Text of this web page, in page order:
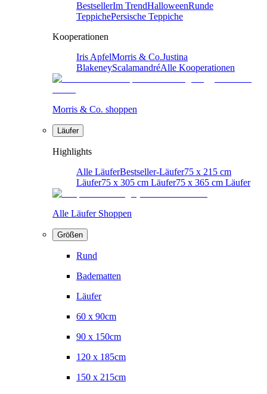
BestsellerIm TrendHalloweenRunde
TeppichePersische Teppiche
Kooperationen
Iris ApfelMorris & Co.Justina
BlakeneyScalamandréAlle Kooperationen
Morris & Co. shoppen
Läufer
Highlights
Alle LäuferBestseller-Läufer75 x 215 cm
Läufer75 x 305 cm Läufer75 x 365 cm Läufer
Alle Läufer Shoppen
Größen
Rund
Badematten
Läufer
60 x 90cm
90 x 150cm
120 x 185cm
150 x 215cm